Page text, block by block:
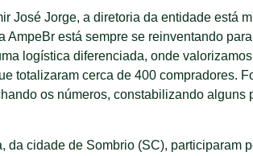
José Jorge, a diretoria da entidade está
está sempre se reinventando
logística diferenciada, onde
totalizaram cerca de 400 compradores.
os números, constabilizando
cidade de Sombrio (SC), participaram